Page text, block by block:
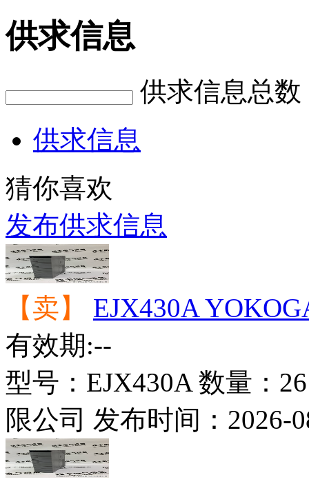
供求信息
供求信息总数
供求信息
猜你喜欢
发布供求信息
【卖】
EJX430A
有效期:--
型号： EJX430A 数量： 26
限公司 发布时间： 2026-